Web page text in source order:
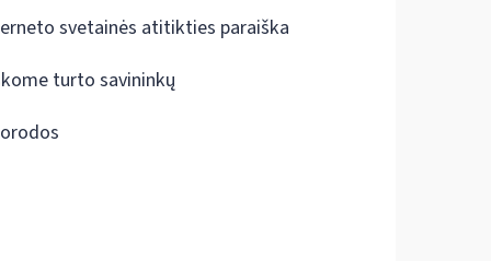
svetainės atitikties paraiška
turto savininkų